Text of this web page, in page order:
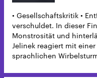
• Gesellschaftskritik •
verschuldet. In dieser
Monstrosität und
Jelinek reagiert mit
sprachlichen